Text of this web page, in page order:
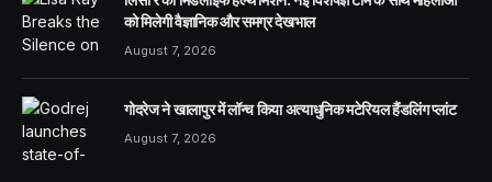
को मिलेगी वैज्ञानिक और समग्र देखभाल
August 7, 2026
गोदरेज ने खालापुर में लॉन्च किया अत्याधुनिक मटेरियल हैंडलिंग प्लांट
August 7, 2026